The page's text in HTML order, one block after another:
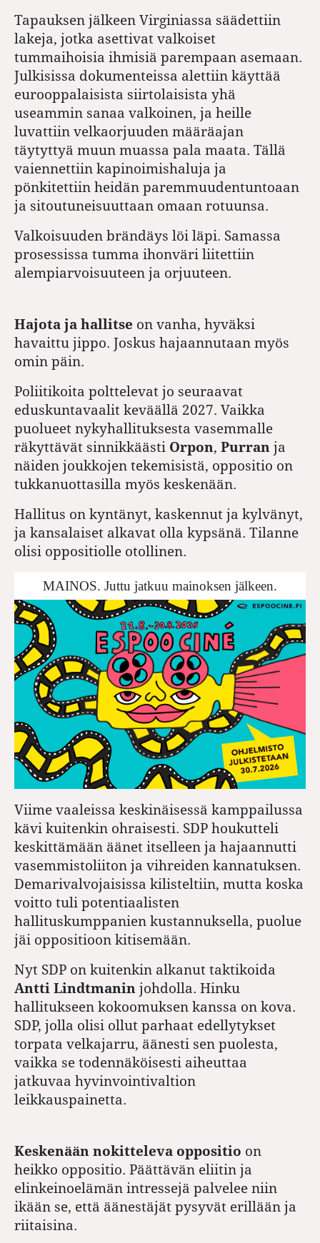
Tapauksen jälkeen Virginiassa säädettiin
lakeja, jotka asettivat valkoiset
tummaihoisia ihmisiä parempaan asemaan.
Julkisissa dokumenteissa alettiin käyttää
eurooppalaisista siirtolaisista yhä
useammin sanaa valkoinen, ja heille
luvattiin velkaorjuuden määräajan
täytyttyä muun muassa pala maata. Tällä
vaiennettiin kapinoimishaluja ja
pönkitettiin heidän paremmuudentuntoaan
ja sitoutuneisuuttaan omaan rotuunsa.
Valkoisuuden brändäys löi läpi. Samassa
prosessissa tumma ihonväri liitettiin
alempiarvoisuuteen ja orjuuteen.
Hajota ja hallitse on vanha, hyväksi
havaittu jippo. Joskus hajaannutaan myös
omin päin.
Poliitikoita polttelevat jo seuraavat
eduskuntavaalit keväällä 2027. Vaikka
puolueet nykyhallituksesta vasemmalle
räkyttävät sinnikkäästi Orpon, Purran ja
näiden joukkojen tekemisistä, oppositio on
tukkanuottasilla myös keskenään.
Hallitus on kyntänyt, kaskennut ja kylvänyt,
ja kansalaiset alkavat olla kypsänä. Tilanne
olisi oppositiolle otollinen.
MAINOS. Juttu jatkuu mainoksen jälkeen.
Viime vaaleissa keskinäisessä kamppailussa
kävi kuitenkin ohraisesti. SDP houkutteli
keskittämään äänet itselleen ja hajaannutti
vasemmistoliiton ja vihreiden kannatuksen.
Demarivalvojaisissa kilisteltiin, mutta koska
voitto tuli potentiaalisten
hallituskumppanien kustannuksella, puolue
jäi oppositioon kitisemään.
Nyt SDP on kuitenkin alkanut taktikoida
Antti Lindtmanin johdolla. Hinku
hallitukseen kokoomuksen kanssa on kova.
SDP, jolla olisi ollut parhaat edellytykset
torpata velkajarru, äänesti sen puolesta,
vaikka se todennäköisesti aiheuttaa
jatkuvaa hyvinvointivaltion
leikkauspainetta.
Keskenään nokitteleva oppositio on
heikko oppositio. Päättävän eliitin ja
elinkeinoelämän intressejä palvelee niin
ikään se, että äänestäjät pysyvät erillään ja
riitaisina.